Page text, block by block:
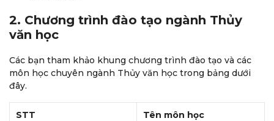
2. Chương trình đào tạo ngành Thủy
văn học
Các bạn tham khảo khung chương trình đào tạo và các
môn học chuyên ngành Thủy văn học trong bảng dưới
đây.
STT Tên môn học